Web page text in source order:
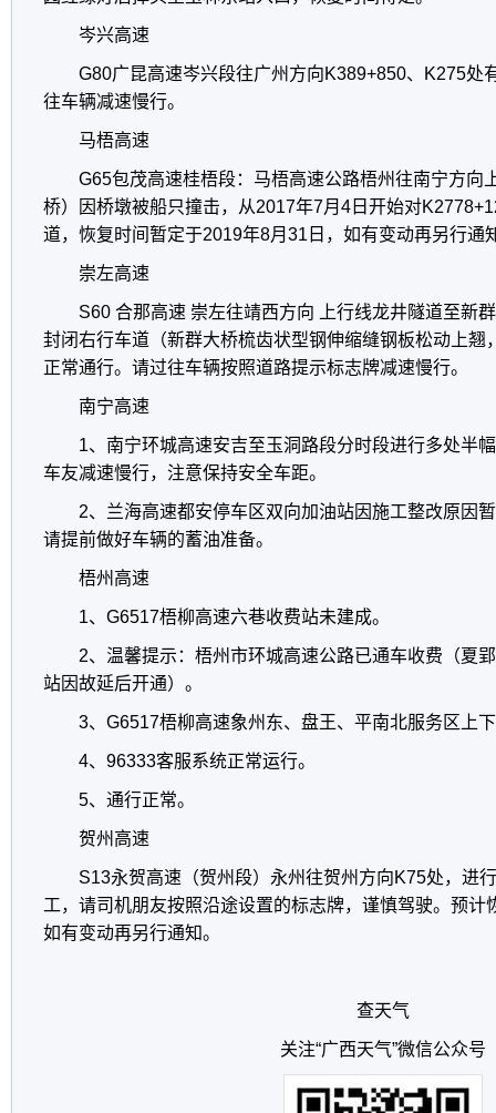
岑兴高速
G80广昆高速岑兴段往广州方向K389+850、K275处
往车辆减速慢行。
马梧高速
G65包茂高速桂梧段：马梧高速公路梧州往南宁方向
桥）因桥墩被船只撞击，从2017年7月4日开始对
道，恢复时间暂定于2019年8月31日，如有变动再另行通
崇左高速
S60 合那高速 崇左往靖西方向 上行线龙井隧道至新
封闭右行车道（新群大桥梳齿状型钢伸缩缝钢板松动上翘
正常通行。请过往车辆按照道路提示标志牌减速慢行。
南宁高速
1、南宁环城高速安吉至玉洞路段分时段进行多处半
车友减速慢行，注意保持安全车距。
2、兰海高速都安停车区双向加油站因施工整改原因
请提前做好车辆的蓄油准备。
梧州高速
1、G6517梧柳高速六巷收费站未建成。
2、温馨提示：梧州市环城高速公路已通车收费（夏
站因故延后开通）。
3、G6517梧柳高速象州东、盘王、平南北服务区上
4、96333客服系统正常运行。
5、通行正常。
贺州高速
S13永贺高速（贺州段）永州往贺州方向K75处，进
工，请司机朋友按照沿途设置的标志牌，谨慎驾驶。预计
如有变动再另行通知。
查天气
关注“广西天气”微信公众号